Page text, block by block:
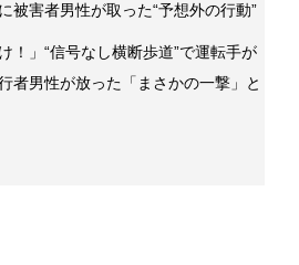
被害者男性が取った“予想外の行動”
！」“信号なし横断歩道”で運転手が
者男性が放った「まさかの一撃」と